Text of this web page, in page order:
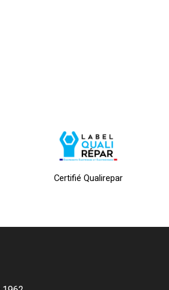
Certifié Qualirepar